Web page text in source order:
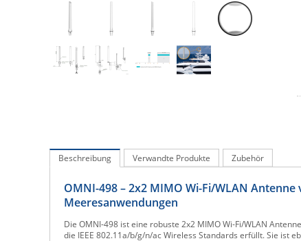
Beschreibung Verwandte Produkte Zubehör
OMNI-498 – 2x2 MIMO Wi-Fi/WLAN
Meeresanwendungen
Die OMNI-498 ist eine robuste 2x2 MIMO Wi-Fi/WLAN
die IEEE 802.11a/b/g/n/ac Wireless Standards erfüllt. Sie ist